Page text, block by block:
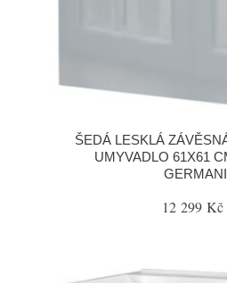
ŠEDÁ LESKLÁ
UMYVADLO 61X61
12 299 Kč